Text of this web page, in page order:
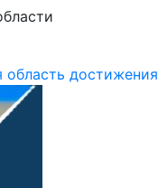
область достижения